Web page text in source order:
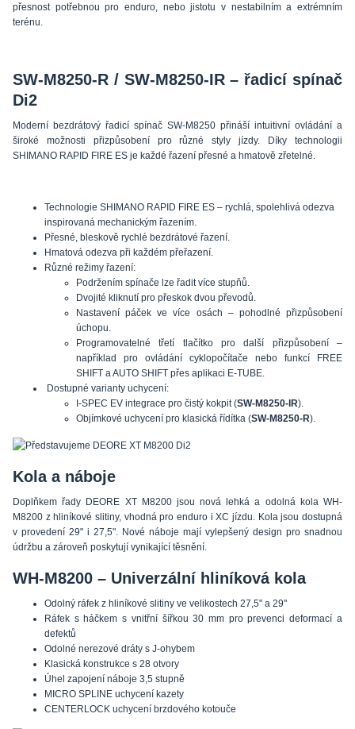
přesnost potřebnou pro enduro, nebo jistotu v nestabilním a extrémním
terénu.
SW-M8250-R / SW-M8250-IR – řadicí spínač
Di2
Moderní bezdrátový řadicí spínač SW-M8250 přináší intuitivní ovládání a
široké možnosti přizpůsobení pro různé styly jízdy. Díky technologii
SHIMANO RAPID FIRE ES je každé řazení přesné a hmatově zřetelné.
Technologie SHIMANO RAPID FIRE ES – rychlá, spolehlivá odezva
inspirovaná mechanickým řazením.
Přesné, bleskově rychlé bezdrátové řazení.
Hmatová odezva při každém přeřazení.
Různé režimy řazení:
Podržením spínače lze řadit více stupňů.
Dvojité kliknutí pro přeskok dvou převodů.
Nastavení páček ve více osách – pohodlné přizpůsobení
úchopu.
Programovatelné třetí tlačítko pro další přizpůsobení –
například pro ovládání cyklopočítače nebo funkcí FREE
SHIFT a AUTO SHIFT přes aplikaci E-TUBE.
Dostupné varianty uchycení:
I-SPEC EV integrace pro čistý kokpit (SW-M8250-IR).
Objímkové uchycení pro klasická řídítka (SW-M8250-R).
Kola a náboje
Doplňkem řady DEORE XT M8200 jsou nová lehká a odolná kola WH-
M8200 z hliníkové slitiny, vhodná pro enduro i XC jízdu. Kola jsou dostupná
v provedení 29" i 27,5". Nové náboje mají vylepšený design pro snadnou
údržbu a zároveň poskytují vynikající těsnění.
WH-M8200 – Univerzální hliníková kola
Odolný ráfek z hliníkové slitiny ve velikostech 27,5" a 29"
Ráfek s háčkem s vnitřní šířkou 30 mm pro prevenci deformací a
defektů
Odolné nerezové dráty s J-ohybem
Klasická konstrukce s 28 otvory
Úhel zapojení náboje 3,5 stupně
MICRO SPLINE uchycení kazety
CENTERLOCK uchycení brzdového kotouče